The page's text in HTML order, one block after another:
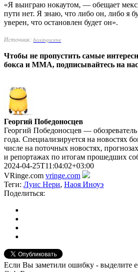
«Я выиграю нокаутом, — обещает
пути нет. Я знаю, что либо он, либо я
уверен, что остановлен будет он».
Источник: boxingscene
Чтобы не пропустить самые
бокса и ММА, подписывайтесь на
Георгий Победоносцев
Георгий Победоносцев —
года. Специализируется на новостях
числе на поточных новостях,
и репортажах по итогам прошедших
2024-04-25T11:04:02+03:00
VRinge.com vringe.com
Теги: Луис Нери, Наоя Иноуэ
Поделиться:
Если Вы заметили ошибку - выделите